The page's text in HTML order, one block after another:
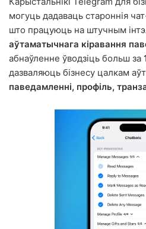
могуць дадаваць староннія
што працуюць на штучным
аўтаматычнага кіравання
абнаўленне ўводзіць больш за
дазваляюць бізнесу цалкам
паведамленні, профіль,